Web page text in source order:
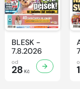
BLESK -
7.8.2026
od
28 Kč